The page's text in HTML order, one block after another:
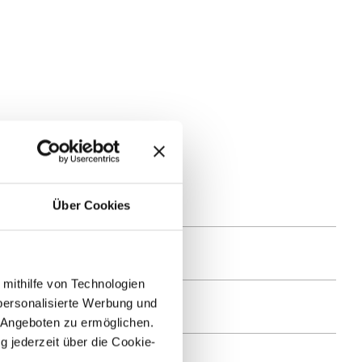
Über Cookies
von Technologien
Werbung und
zu ermöglichen.
jederzeit über die Cookie-